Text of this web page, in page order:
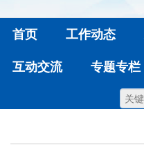
首页 工作动态
互动交流 专题专栏